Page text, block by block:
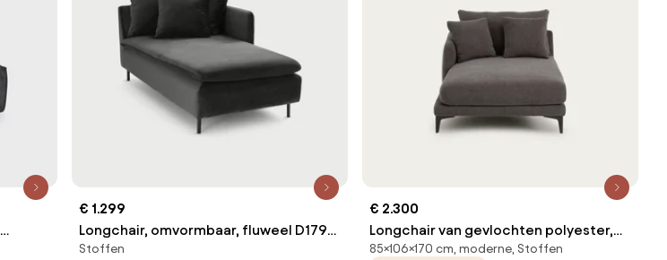
€ 1.299
Longchair, omvormbaar, fluweel D179
cm, Ivete
Stoffen
€ 2.300
Longchair van gevlochten polyester,
MODERNISTE, ontwerp Emmanuel
85×106×170 cm, moderne, Stoffen